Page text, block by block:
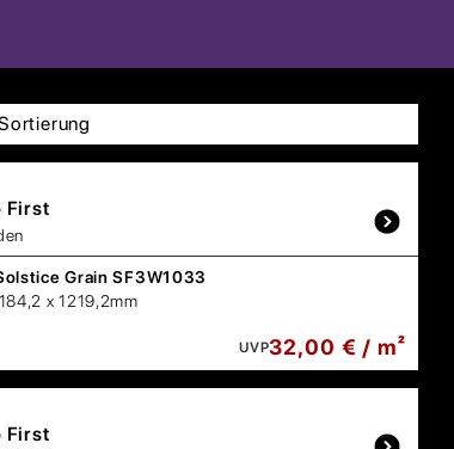
First
Grain SF3W1033
184,2 x 1219,2mm
UVP32,00 € / m²
First